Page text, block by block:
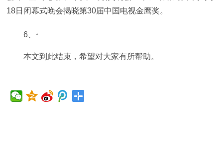
18日闭幕式晚会揭晓第30届中国电视金鹰奖。
6、 。
本文到此结束，希望对大家有所帮助。